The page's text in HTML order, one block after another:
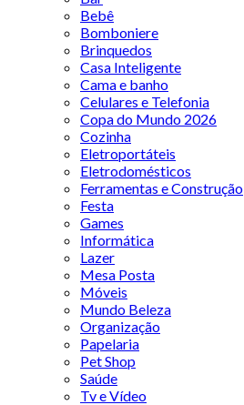
Bebê
Bomboniere
Brinquedos
Casa Inteligente
Cama e banho
Celulares e Telefonia
Copa do Mundo 2026
Cozinha
Eletroportáteis
Eletrodomésticos
Ferramentas e Construção
Festa
Games
Informática
Lazer
Mesa Posta
Móveis
Mundo Beleza
Organização
Papelaria
Pet Shop
Saúde
Tv e Vídeo